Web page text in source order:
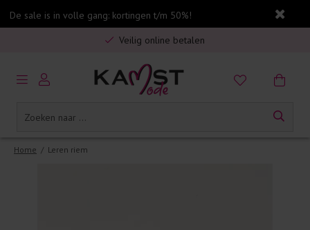
De sale is in volle gang: kortingen t/m 50%!
Gratis verzending in Nederland vanaf €75,-
Veilig online betalen
5% spaarbonus op jouw aankoop
Gratis verzending in Nederland vanaf €75,-
Home / Leren riem